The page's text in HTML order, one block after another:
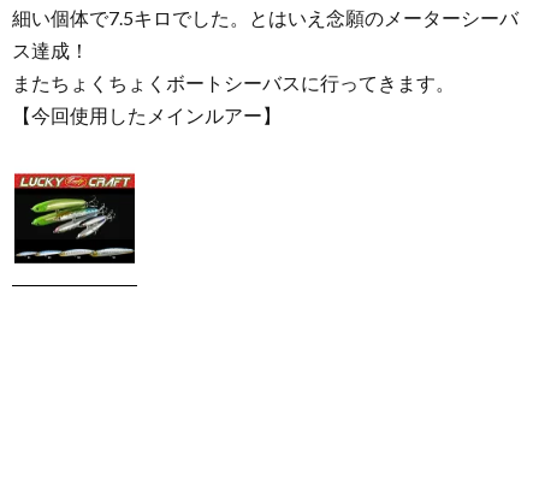
細い個体で7.5キロでした。とはいえ念願のメーターシーバ
ス達成！
またちょくちょくボートシーバスに行ってきます。
【今回使用したメインルアー】